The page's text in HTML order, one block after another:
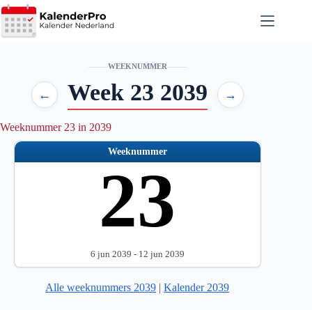
Ga
naar
de
WEEKNUMMER
← Week 23 2039 →
Weeknummer 23 in 2039
Weeknummer
23
6 jun 2039 - 12 jun 2039
Alle weeknummers 2039 |Kalender 2039